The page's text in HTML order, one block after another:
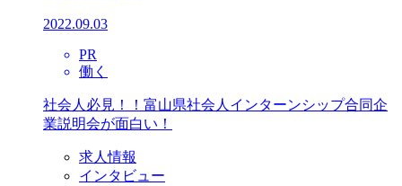
2022.09.03
PR
働く
社会人必見！！富山県社会人インターンシップ合同企
業説明会が面白い！
求人情報
インタビュー